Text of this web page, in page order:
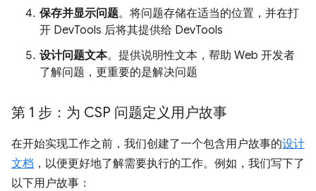
保存并显示问题。将问题存储在适当的位置，并在打
开 DevTools 后将其提供给 DevTools
设计问题文本。提供说明性文本，帮助 Web 开发者
了解问题，更重要的是解决问题
第 1 步：为 CSP 问题定义用户故事
在开始实现工作之前，我们创建了一个包含用户故事的设计
文档 ，以便更好地了解需要执行的工作。例如，我们写下了
以下用户故事：